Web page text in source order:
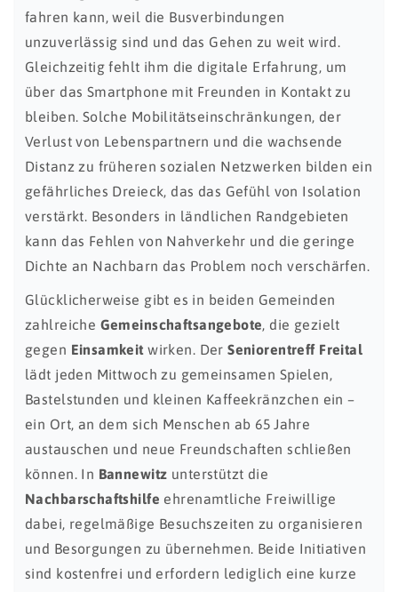
fahren kann, weil die Busverbindungen
unzuverlässig sind und das Gehen zu weit wird.
Gleichzeitig fehlt ihm die digitale Erfahrung, um
über das Smartphone mit Freunden in Kontakt zu
bleiben. Solche Mobilitätseinschränkungen, der
Verlust von Lebenspartnern und die wachsende
Distanz zu früheren sozialen Netzwerken bilden ein
gefährliches Dreieck, das das Gefühl von Isolation
verstärkt. Besonders in ländlichen Randgebieten
kann das Fehlen von Nahverkehr und die geringe
Dichte an Nachbarn das Problem noch verschärfen.
Glücklicherweise gibt es in beiden Gemeinden
zahlreiche Gemeinschaftsangebote , die gezielt
gegen Einsamkeit wirken. DerSeniorentreff Freital
lädt jeden Mittwoch zu gemeinsamen Spielen,
Bastelstunden und kleinen Kaffeekränzchen ein –
ein Ort, an dem sich Menschen ab 65 Jahre
austauschen und neue Freundschaften schließen
können. In Bannewitz unterstützt die
Nachbarschaftshilfe ehrenamtliche Freiwillige
dabei, regelmäßige Besuchszeiten zu organisieren
und Besorgungen zu übernehmen. Beide Initiativen
sind kostenfrei und erfordern lediglich eine kurze